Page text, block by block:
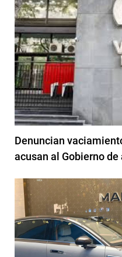
Denuncian
acusan al Gobierno